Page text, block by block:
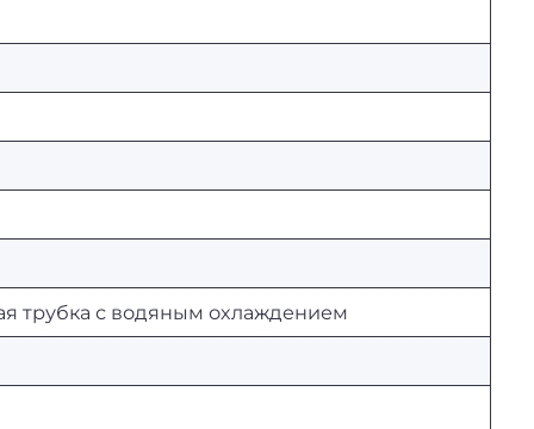
трубка с водяным охлаждением